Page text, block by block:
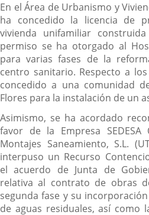
En el Área de Urbanismo y
ha concedido la licencia de
vivienda unifamiliar
permiso se ha otorgado al
para varias fases de la
centro sanitario. Respecto a
concedido a una comunidad
Flores para la instalación de un
Asimismo, se ha acordado
favor de la Empresa
Montajes Saneamiento, S.L.
interpuso un Recurso
el acuerdo de Junta de
relativa al contrato de obras
segunda fase y su
de aguas residuales, así como